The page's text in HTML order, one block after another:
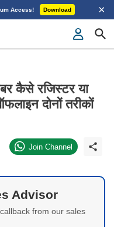
Access! Download ×
कैसे रजिस्टर या
दोनों तरीकों
Join Channel
Advisor
from our sales